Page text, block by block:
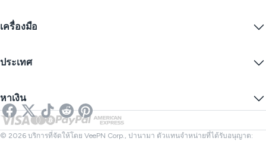
VPN ฟรี
ส่วนลดนักเรียน
บล็อก
นโยบายความเป็นส่วนตัว
การตั้งค่าคุกกี้
ความเป็นส่วนตัวทางอินเทอร์เน็ต
IP ไม่ระบุตัวตน
VPN สำหรับการสตรีม
Netflix VPN
เครื่องมือ
ซ่อน IP ของคุณ
SMS ออนไลน์
ตรวจสอบลิงก์
ตรวจสอบไฟล์
ประเทศ
VPN ของสหราชอาณาจักร
VPN ของแคนาดา
VPN ของตุรกี
หาเงิน
พันธมิตร
© 2026 บริการที่จัดให้โดย VeePN Corp., ปานามา ตัวแทนจำหน่ายที่ได้รับอนุญาต: